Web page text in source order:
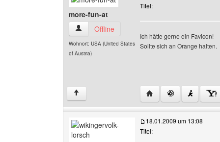
more-fun-at
more-fun-at Benutzer-Profile anzeigen
Offline
Wohnort: USA (United States
of Austria)
Titel:
Ich hätte gerne ein Favicon!
Sollte sich an Orange halten.
↑ Website dieses
18.01.2009 um 13:08
Titel: